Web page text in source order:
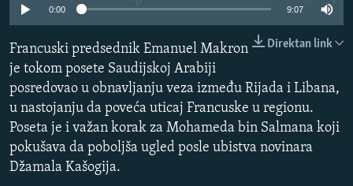
INFOGRAFIKE
KINA NA BALKANU
RSE PRIČE IZ SVIJETA
ISPRIČAJ MI
DNEVNO@RSE
SPECIJALI RSE
VIŠE OD NASLOVA
PRATITE NAS
0:00 9:07
Direktan link
Francuski predsednik Emanuel Makron
je tokom posete Saudijskoj Arabiji
posredovao u obnavljanju veza između Rijada i Libana,
u nastojanju da poveća uticaj Francuske u regionu.
Poseta je i važan korak za Mohameda bin Salmana koji
pokušava da poboljša ugled posle ubistva novinara
Džamala Kašogija.